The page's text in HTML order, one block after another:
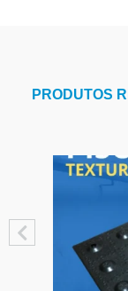
PRODUTOS